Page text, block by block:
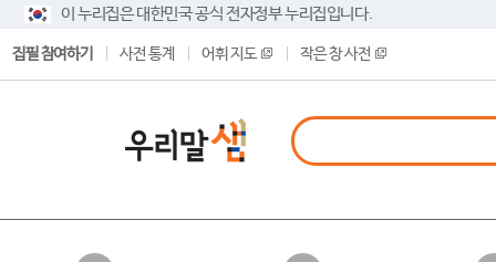
이 누리집은 대한민국 공식 전자정부 누리집입니다.
집필 참여하기 사전 통계 어휘 지도 작은 창 사전